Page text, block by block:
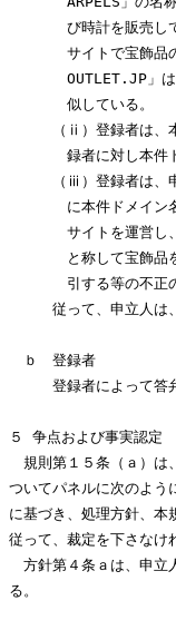
び時計を販売してい
サイトで宝飾品の販
OUTLET.JP」は、申
似している。
（ⅱ）登録者は、本件
録者に対し本件ドメ
（ⅲ）登録者は、申立
に本件ドメイン名を
サイトを運営し、「
と称して宝飾品を販
引する等の不正の目
従って、申立人は、
ｂ　登録者
登録者によって答弁
５ 争点および事実認定
規則第１５条（ａ）は
ついてパネルに次のよう
に基づき、処理方針、本
従って、裁定を下さなけ
方針第４条ａは、申立
る。